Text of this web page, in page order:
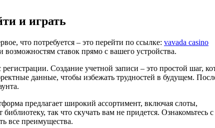
и играть
что потребуется – это перейти по ссылке: vavada casino
ставок прямо с вашего устройства.
Создание учетной записи – это простой шаг,
данные, чтобы избежать трудностей в будущем.
предлагает широкий ассортимент, включая слоты,
так что скучать вам не придется. Ознакомьтесь с
все преимущества.